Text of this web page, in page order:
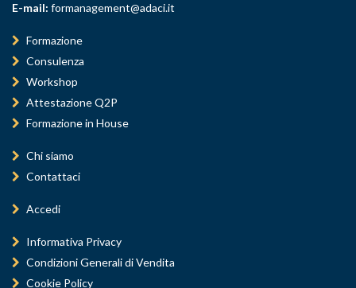
E-mail: formanagement@adaci.it
Formazione
Consulenza
Workshop
Attestazione Q2P
Formazione in House
Chi siamo
Contattaci
Accedi
Informativa Privacy
Condizioni Generali di Vendita
Cookie Policy